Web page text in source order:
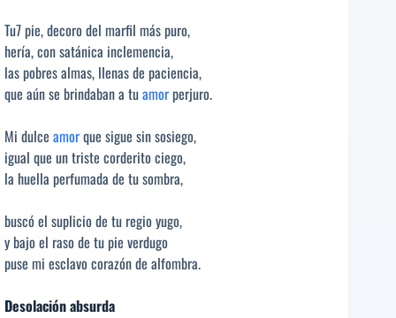
Tu7 pie, decoro del marfil más puro,
hería, con satánica inclemencia,
las pobres almas, llenas de paciencia,
que aún se brindaban a tuamorperjuro.
Mi dulce amorque sigue sin sosiego,
igual que un triste corderito ciego,
la huella perfumada de tu sombra,
buscó el suplicio de tu regio yugo,
y bajo el raso de tu pie verdugo
puse mi esclavo corazón de alfombra.
Desolación absurda